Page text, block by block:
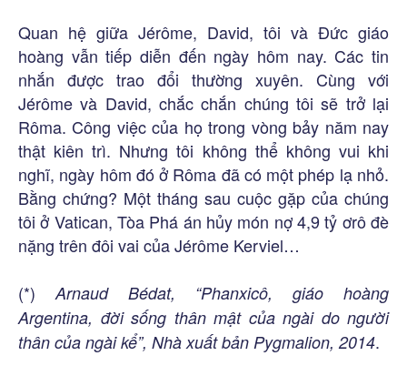
Quan hệ giữa Jérôme, David, tôi và Đức giáo
hoàng vẫn tiếp diễn đến ngày hôm nay. Các tin
nhắn được trao đổi thường xuyên. Cùng với
Jérôme và David, chắc chắn chúng tôi sẽ trở lại
Rôma. Công việc của họ trong vòng bảy năm nay
thật kiên trì. Nhưng tôi không thể không vui khi
nghĩ, ngày hôm đó ở Rôma đã có một phép lạ nhỏ.
Bằng chứng? Một tháng sau cuộc gặp của chúng
tôi ở Vatican, Tòa Phá án hủy món nợ 4,9 tỷ ơrô đè
nặng trên đôi vai của Jérôme Kerviel…
(*) Arnaud Bédat, “Phanxicô, giáo hoàng
Argentina, đời sống thân mật của ngài do người
thân của ngài kể”, Nhà xuất bản Pygmalion, 2014.